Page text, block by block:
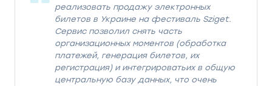
реализовать продажу электронных
билетов в Украине на фестиваль Sziget.
Сервис позволил снять часть
организационных моментов (обработка
платежей, генерация билетов, их
регистрация) и интегрироватьих в общую
центральную базу данных, что очень